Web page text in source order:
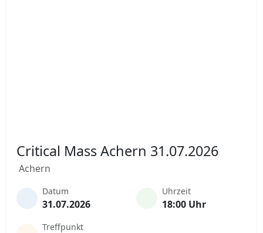
Critical Mass Achern 31.07.2026
Achern
Datum
31.07.2026
Uhrzeit
18:00 Uhr
Treffpunkt